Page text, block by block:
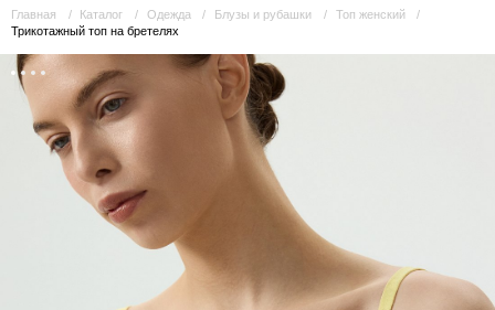
Главная Каталог Одежда Блузы и рубашки
Топ женский
Трикотажный топ на бретелях